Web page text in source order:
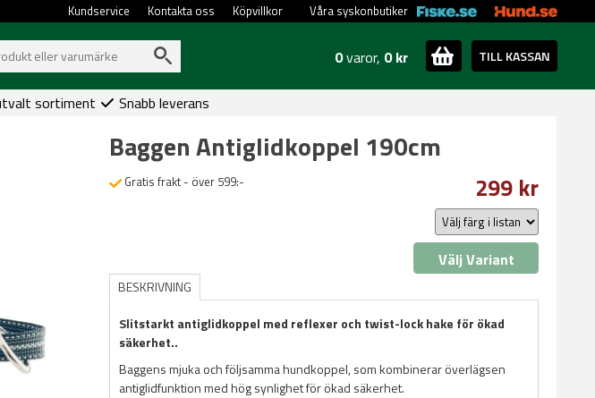
Våra syskonbutiker
Köpvillkor
Kontakta oss
Kundservice
0varor, 0 kr TILL KASSAN
sortiment Snabb leverans
Baggen Antiglidkoppel 190cm
Gratis frakt - över 599:- 299 kr
Välj Variant
BESKRIVNING
Slitstarkt antiglidkoppel med reflexer och twist-lock hake för ökad
säkerhet..
Baggens mjuka och följsamma hundkoppel, som kombinerar överlägsen
antiglidfunktion med hög synlighet för ökad säkerhet.